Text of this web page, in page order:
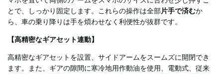
とで、しっかり固定します。これらの操作は全部片手で済むか
ら、車の乗り降りは手を煩わせなく利便性が抜群です。
【高精密なギアセット連動】
高精密なギアセットを設置、サイドアームをスームズに開閉でき
ます。また、ギアの隙間に寒冷地用作動油を使用、電動式、従来